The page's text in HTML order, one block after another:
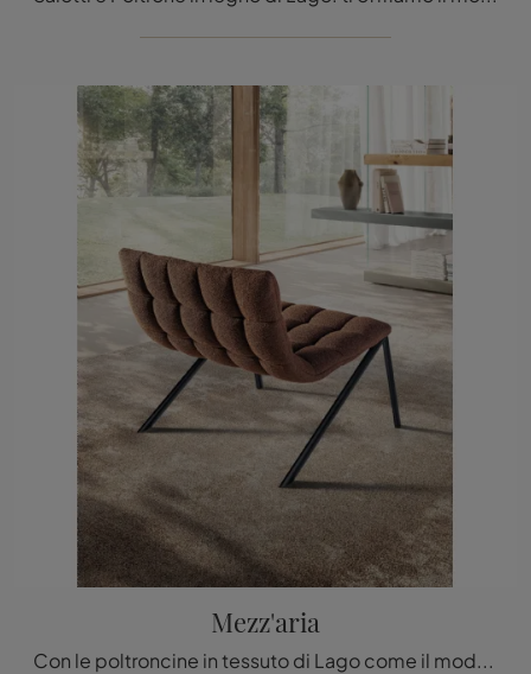
Mezz'aria
Con le poltroncine in tessuto di Lago come il modello Mezz'aria potrai ultimare il tuo concept d'arredo.